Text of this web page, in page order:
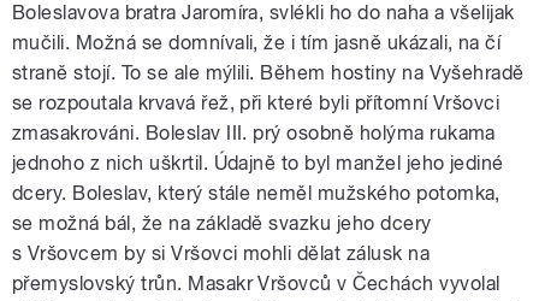
Boleslavova bratra Jaromíra, svlékli ho do naha a všelijak
mučili. Možná se domnívali, že i tím jasně ukázali, na čí
straně stojí. To se ale mýlili. Během hostiny na Vyšehradě
se rozpoutala krvavá řež, při které byli přítomní Vršovci
zmasakrováni. Boleslav III. prý osobně holýma rukama
jednoho z nich uškrtil. Údajně to byl manžel jeho jediné
dcery. Boleslav, který stále neměl mužského potomka,
se možná bál, že na základě svazku jeho dcery
s Vršovcem by si Vršovci mohli dělat zálusk na
přemyslovský trůn. Masakr Vršovců v Čechách vyvolal